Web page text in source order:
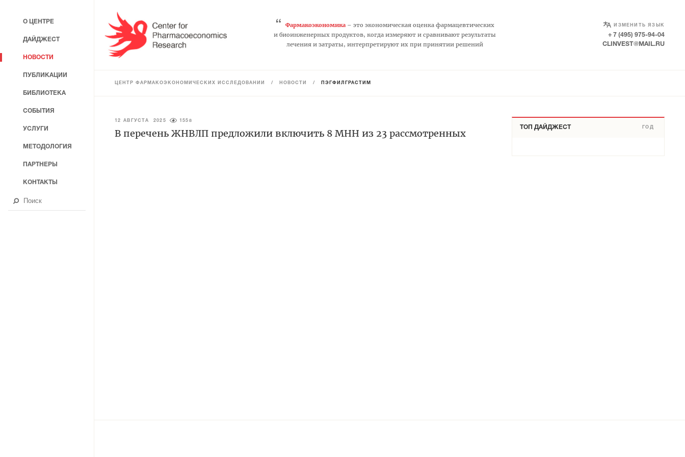
“ Фармакоэкономика– это экономическая оценка фармацевтических
и биоинженерных продуктов, когда измеряют и сравнивают результаты
лечения и затраты, интерпретируют их при принятии решений
ИЗМЕНИТЬ ЯЗЫК
SELECT LANGUAGE
+ 7 (495) 975-94-04
CLINVEST@MAIL.RU
ЦЕНТР ФАРМАКОЭКОНОМИЧЕСКИХ ИССЛЕДОВАНИЙ / НОВОСТИ / ПЭГФИЛГРАСТИМ
12 АВГУСТА 2025 1558
В перечень ЖНВЛП предложили включить 8 МНН из 23 рассмотренных ТОП ДАЙДЖЕСТ ГОД
О ЦЕНТРЕ
ДАЙДЖЕСТ
НОВОСТИ
ПУБЛИКАЦИИ
БИБЛИОТЕКА
СОБЫТИЯ
УСЛУГИ
МЕТОДОЛОГИЯ
ПАРТНЕРЫ
КОНТАКТЫ